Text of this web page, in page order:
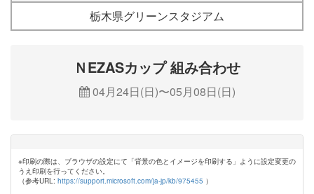
栃木県グリーンスタジアム
ＮEZASカップ 組み合わせ
04月24日(日)〜05月08日(日)
※印刷の際は、ブラウザの設定にて「背景の色とイメージを印刷する」ように設定変更の
うえ印刷を行ってください。
（参考URL: https://support.microsoft.com/ja-jp/kb/975455 ）